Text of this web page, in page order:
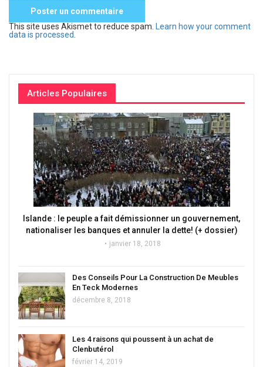
This site uses Akismet to reduce spam. Learn how your comment
data is processed.
Articles Populaires
Islande : le peuple a fait démissionner un gouvernement,
nationaliser les banques et annuler la dette! (+ dossier)
janvier 18, 2018
Des Conseils Pour La Construction De Meubles
En Teck Modernes
décembre 8, 2018
Les 4 raisons qui poussent à un achat de
Clenbutérol
février 14, 2019